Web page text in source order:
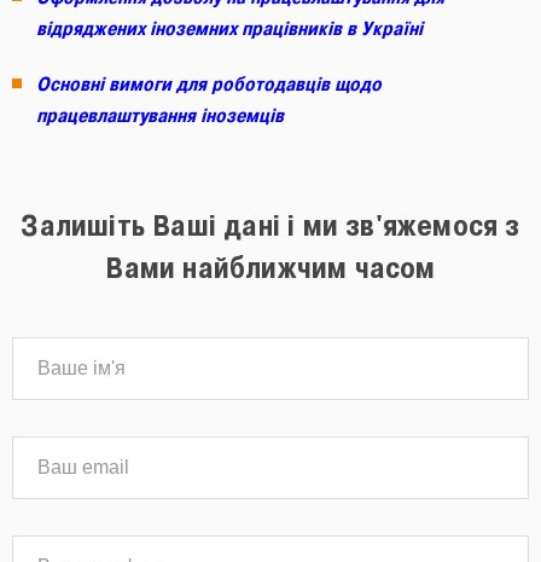
відряджених іноземних працівників в Україні
Основні вимоги для роботодавців щодо
працевлаштування іноземців
Залишіть Ваші дані і ми зв'яжемося з
Вами найближчим часом